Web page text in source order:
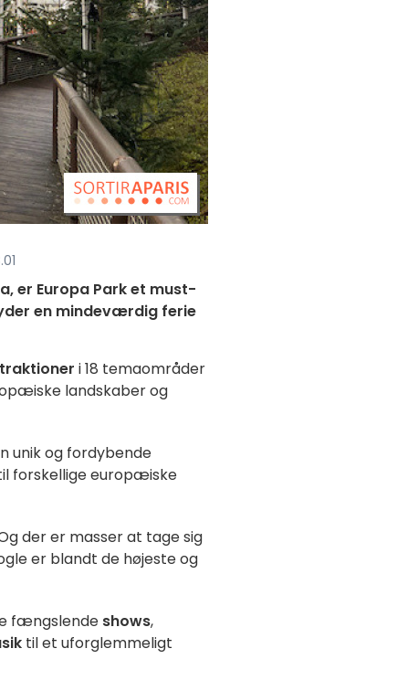
er Europa Park et must-
en mindeværdig ferie
i 18 temaområder
landskaber og
unik og fordybende
forskellige europæiske
der er masser at tage sig
er blandt de højeste og
fængslende shows,
til et uforglemmeligt